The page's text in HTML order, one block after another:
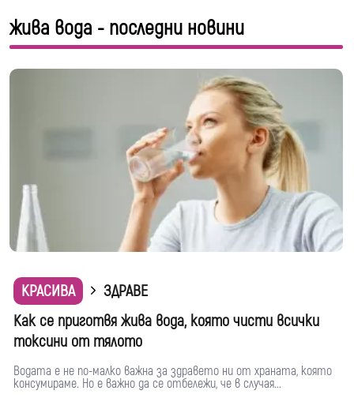
жива вода - последни новини
КРАСИВА
ЗДРАВЕ
Как се приготвя жива вода, която чисти всички
токсини от тялото
Водата е не по-малко важна за здравето ни от храната, която
консумираме. Но е важно да се отбележи, че в случая...